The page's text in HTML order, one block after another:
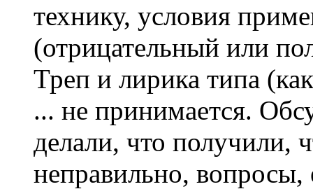
технику, условия
(отрицательный или
Треп и лирика типа
... не принимается.
делали, что получили,
неправильно, вопросы,